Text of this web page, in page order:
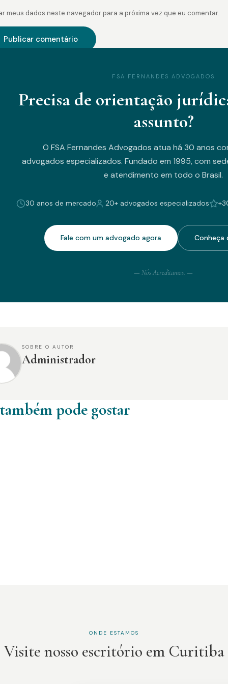
meus dados neste navegador para a próxima vez que eu comentar.
FSA FERNANDES ADVOGADOS
Precisa de orientação
assunto?
O FSA Fernandes Advogados atua há 30 anos
advogados especializados. Fundado em 1995, com
e atendimento em todo o Brasil.
30 anos de mercado 20+ advogados especializados
Fale com um advogado agora Conheça
— Nós Acreditamos. —
SOBRE O AUTOR
Administrador
pode gostar
ONDE ESTAMOS
Visite nosso escritório em Curitiba